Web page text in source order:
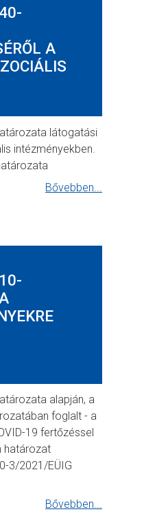
A
látogatási
intézményekben.
Bővebben...
alapján, a
foglalt - a
19 fertőzéssel
határozat
3/2021/EÜIG
Bővebben...